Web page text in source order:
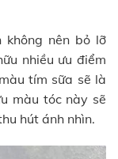
không nên bỏ lỡ
nhiều ưu điểm
tím sữa sẽ là
màu tóc này sẽ
hút ánh nhìn.